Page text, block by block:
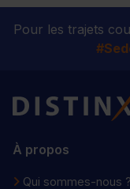
Pour les trajets
À propos
Qui sommes-nous ?